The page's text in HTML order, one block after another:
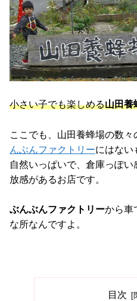
小さい子でも楽しめる山田養
ここでも、山田養蜂場の数々
んぶんファクトリーにはない
自然いっぱいで、倉庫っぽ
放感があるお店です。
ぶんぶんファクトリーから車
な所なんですよ。
目次